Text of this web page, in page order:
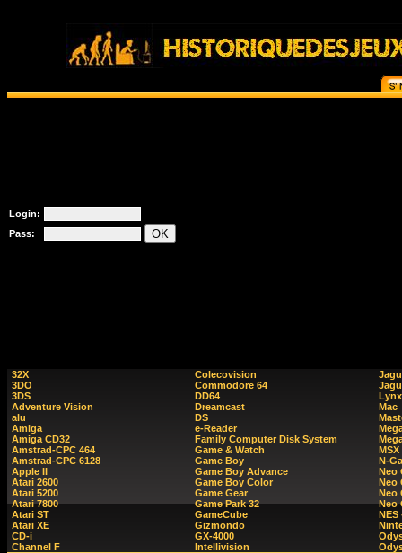
Login:
Pass:
32X
3DO
3DS
Adventure Vision
alu
Amiga
Amiga CD32
Amstrad-CPC 464
Amstrad-CPC 6128
Apple II
Atari 2600
Atari 5200
Atari 7800
Atari ST
Atari XE
CD-i
Channel F
Colecovision
Commodore 64
DD64
Dreamcast
DS
e-Reader
Family Computer Disk System
Game & Watch
Game Boy
Game Boy Advance
Game Boy Color
Game Gear
Game Park 32
GameCube
Gizmondo
GX-4000
Intellivision
Lynx
Mac
MSX
N-
Neo
Neo
Neo
Neo
NES